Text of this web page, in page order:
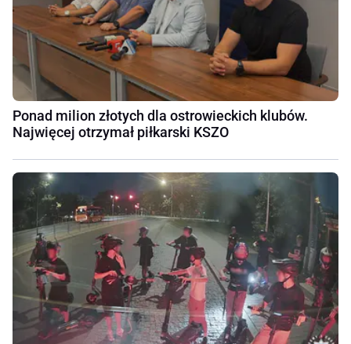
Ponad milion złotych dla ostrowieckich klubów.
Najwięcej otrzymał piłkarski KSZO